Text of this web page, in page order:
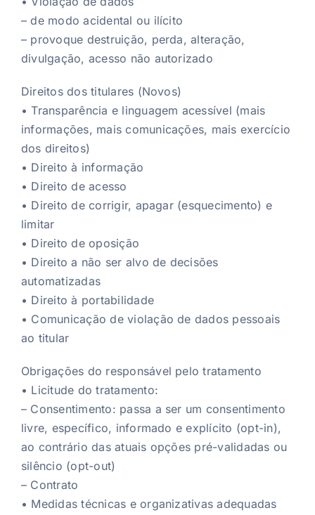
– de modo acidental ou ilícito
– provoque destruição, perda, alteração,
divulgação, acesso não autorizado
Direitos dos titulares (Novos)
• Transparência e linguagem acessível (mais
informações, mais comunicações, mais exercício
dos direitos)
• Direito à informação
• Direito de acesso
• Direito de corrigir, apagar (esquecimento) e
limitar
• Direito de oposição
• Direito a não ser alvo de decisões
automatizadas
• Direito à portabilidade
• Comunicação de violação de dados pessoais
ao titular
Obrigações do responsável pelo tratamento
• Licitude do tratamento:
– Consentimento: passa a ser um consentimento
livre, específico, informado e explícito (opt-in),
ao contrário das atuais opções pré-validadas ou
silêncio (opt-out)
– Contrato
• Medidas técnicas e organizativas adequadas